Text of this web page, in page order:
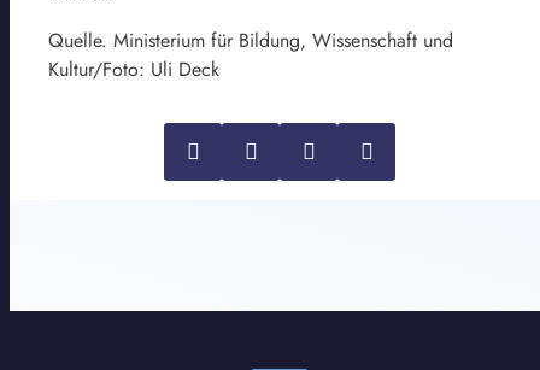
Quelle. Ministerium für Bildung, Wissenschaft und
Kultur/Foto: Uli Deck